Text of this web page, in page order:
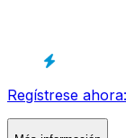
Regístrese